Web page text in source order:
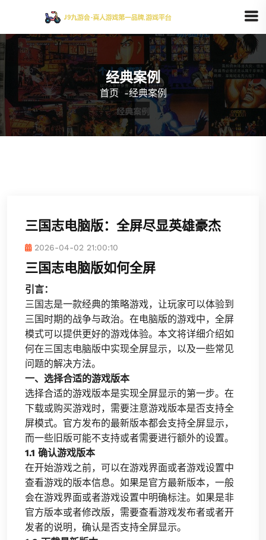
经典案例
首页 -经典案例
三国志电脑版：全屏尽显英雄豪杰
2026-04-02 21:00:10
三国志电脑版如何全屏
引言：
三国志是一款经典的策略游戏，让玩家可以体验到
三国时期的战争与政治。在电脑版的游戏中，全屏
模式可以提供更好的游戏体验。本文将详细介绍如
何在三国志电脑版中实现全屏显示，以及一些常见
问题的解决方法。
一、选择合适的游戏版本
选择合适的游戏版本是实现全屏显示的第一步。在
下载或购买游戏时，需要注意游戏版本是否支持全
屏模式。官方发布的最新版本都会支持全屏显示，
而一些旧版可能不支持或者需要进行额外的设置。
1.1 确认游戏版本
在开始游戏之前，可以在游戏界面或者游戏设置中
查看游戏的版本信息。如果是官方最新版本，一般
会在游戏界面或者游戏设置中明确标注。如果是非
官方版本或者修改版，需要查看游戏发布者或者开
发者的说明，确认是否支持全屏显示。